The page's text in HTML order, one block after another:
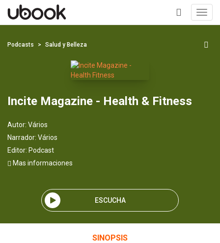
+
Podcasts Salud y Belleza
Incite Magazine - Health & Fitness
Autor: Vários
Narrador: Vários
Editor: Podcast
Mas informaciones
ESCUCHA
SINOPSIS